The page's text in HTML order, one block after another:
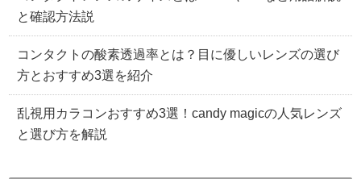
と確認方法説
コンタクトの酸素透過率とは？目に優しいレンズの選び
方とおすすめ3選を紹介
乱視用カラコンおすすめ3選！candy magicの人気レンズ
と選び方を解説